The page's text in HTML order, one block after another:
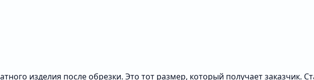
изделия после обрезки. Это тот размер, который получает заказчик.